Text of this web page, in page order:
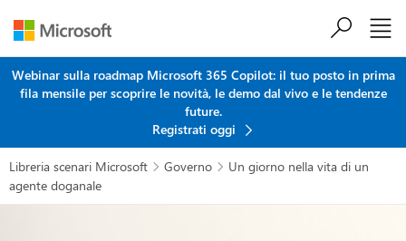
Webinar sulla roadmap Microsoft 365 Copilot: il tuo posto in prima
fila mensile per scoprire le novità, le demo dal vivo e le tendenze
future.
Registrati oggi
Libreria scenari Microsoft  Governo 
Un giorno nella vita di un
agente doganale